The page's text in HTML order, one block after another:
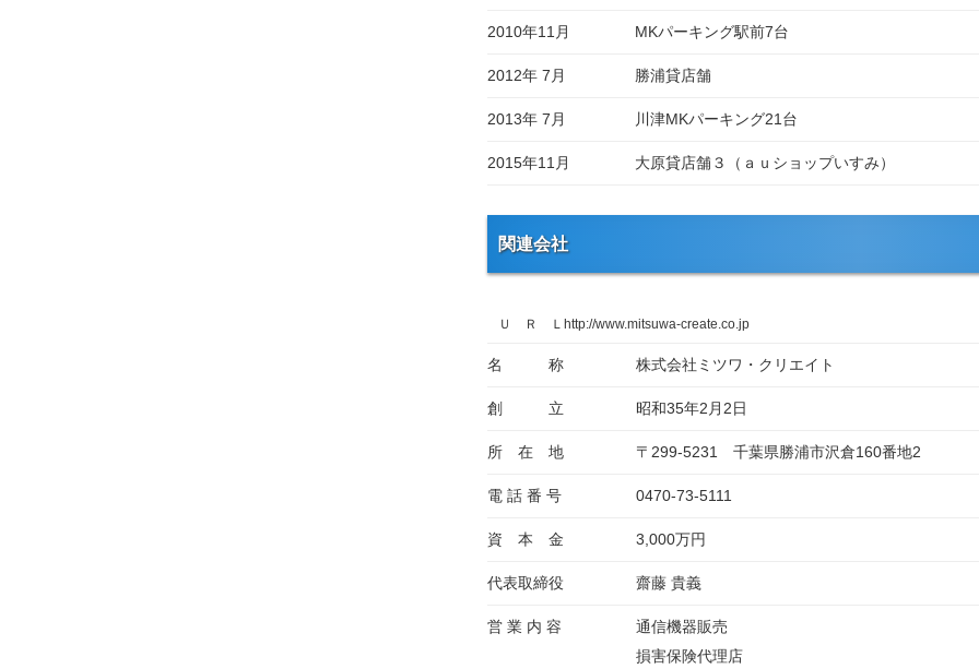
2010年11月 MKパーキング駅前7台
2012年 7月 勝浦貸店舗
2013年 7月 川津MKパーキング21台
2015年11月 大原貸店舗３（ａｕショップいすみ）
関連会社
Ｕ Ｒ Ｌ http://www.mitsuwa-create.co.jp
名 称 株式会社ミツワ・クリエイト
創 立 昭和35年2月2日
所 在 地 〒299-5231 千葉県勝浦市沢倉160番地2
電 話 番 号 0470-73-5111
資 本 金 3,000万円
代表取締役 齋藤 貴義
営 業 内 容
通信機器販売
損害保険代理店